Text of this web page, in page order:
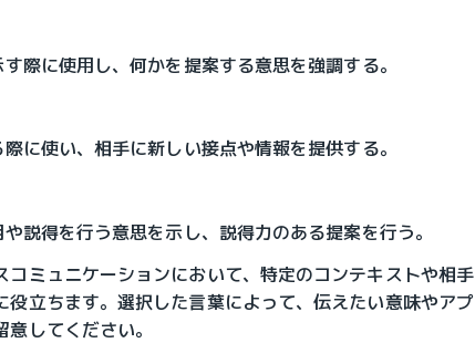
際に使用し、何かを提案する意思を強調する。
に使い、相手に新しい接点や情報を提供する。
説得を行う意思を示し、説得力のある提案を行う。
コミュニケーションにおいて、特定のコンテキストや相手
役立ちます。選択した言葉によって、伝えたい意味やアプ
してください。